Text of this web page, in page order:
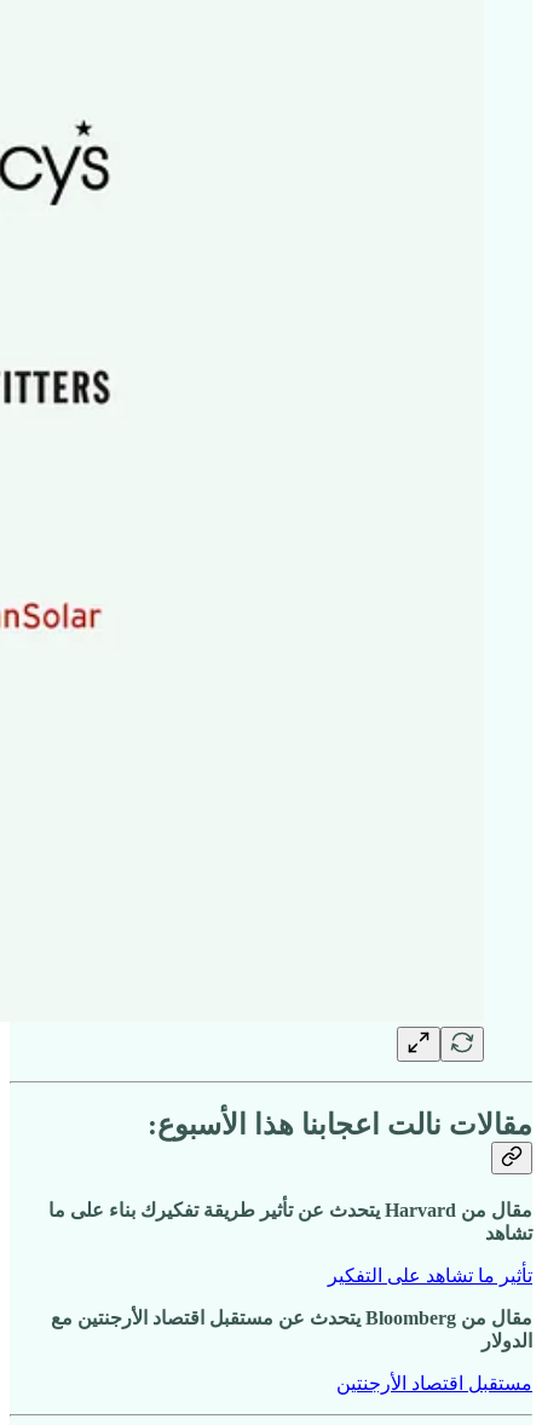
مقالات نالت اعجابنا هذا الأسبوع:
مقال من Harvard يتحدث عن تأثير طريقة تفكيرك بناء على ما
تشاهد
تأثير ما تشاهد على التفكير
مقال من Bloomberg يتحدث عن مستقبل اقتصاد الأرجنتين مع
الدولار
مستقبل اقتصاد الأرجنتين